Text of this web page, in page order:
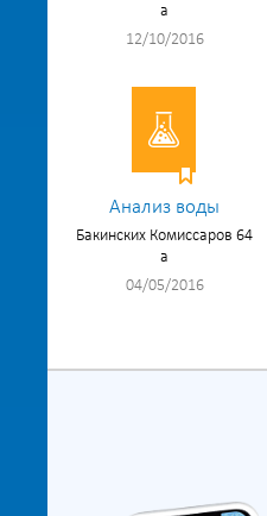
а
12/10/2016
Анализ воды
Бакинских Комиссаров 64
а
04/05/2016